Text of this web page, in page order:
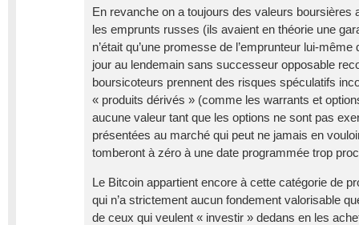
En revanche on a toujours des valeurs boursières
les emprunts russes (ils avaient en théorie une
n’était qu’une promesse de l’emprunteur lui-
jour au lendemain sans successeur opposable
boursicoteurs prennent des risques spéculatifs
« produits dérivés » (comme les warrants et
aucune valeur tant que les options ne sont pas
présentées au marché qui peut ne jamais en
tomberont à zéro à une date programmée trop
Le Bitcoin appartient encore à cette catégorie de
qui n’a strictement aucun fondement valorisable
de ceux qui veulent « investir » dedans en les